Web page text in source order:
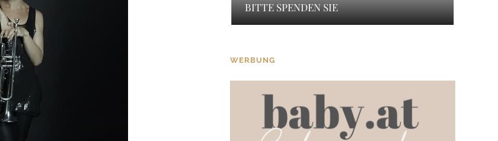
BITTE SPENDEN SIE
WERBUNG